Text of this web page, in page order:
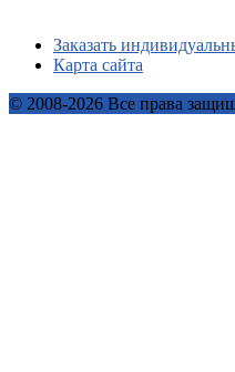
Заказать
Карта сайта
© 2008-2026 Все права